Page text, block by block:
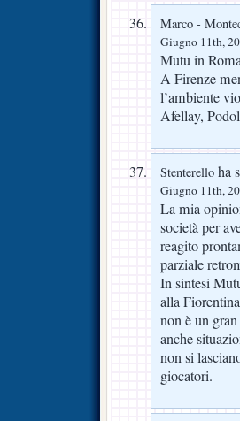
Marco -
Giugno 11th,
Mutu in
A Firenze
l’ambiente
Afellay,
Stenterello ha
Giugno 11th,
La mia
società per
reagito
parziale
In sintesi
alla
non è un
anche
non si
giocatori.